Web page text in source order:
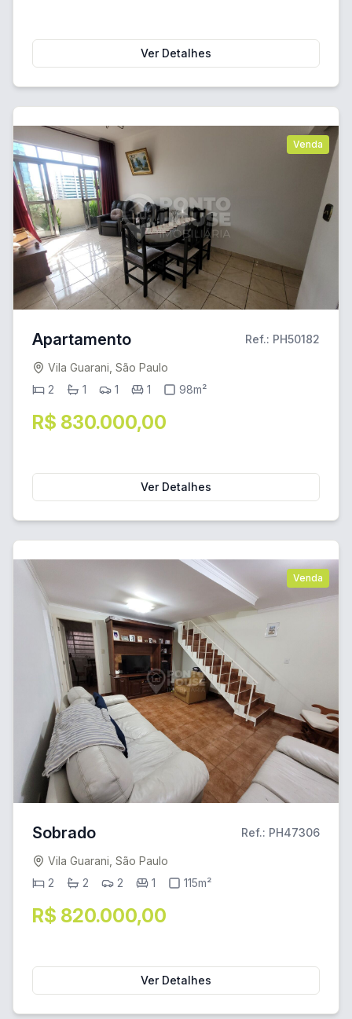
Ver Detalhes
Venda
Apartamento Ref.: PH50182
Vila Guarani, São Paulo
2
1 1 1 98m²
R$ 830.000,00
Ver Detalhes
Venda
Sobrado Ref.: PH47306
Vila Guarani, São Paulo
2
2 2 1 115m²
R$ 820.000,00
Ver Detalhes